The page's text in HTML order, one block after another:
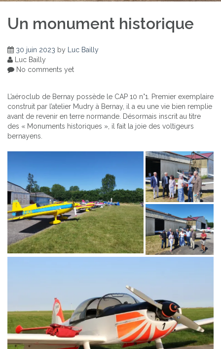
Un monument historique
30 juin 2023 by Luc Bailly
Luc Bailly
No comments yet
L’aéroclub de Bernay possède le CAP 10 n°1. Premier exemplaire
construit par l’atelier Mudry à Bernay, il a eu une vie bien remplie
avant de revenir en terre normande. Désormais inscrit au titre
des « Monuments historiques », il fait la joie des voltigeurs
bernayens.